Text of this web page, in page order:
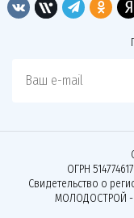
Ваш e-mail
ОГРН
Свидетельство о
МОЛОДОСТРОЙ -